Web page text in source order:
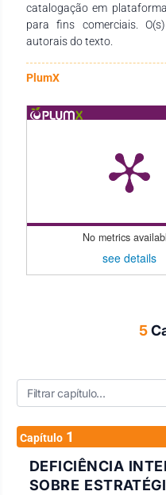
catalogação em
para fins comerciais.
autorais do texto.
PlumX
No metrics
see details
5
Capítulo 1
DEFICIÊNCIA
SOBRE